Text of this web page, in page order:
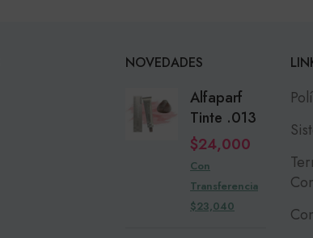
NOVEDADES
Alfaparf
Tinte .013
$24,000
Con
Transferencia
$23,040